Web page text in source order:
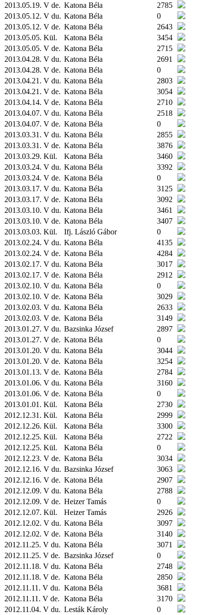
2013.05.19. V de. Katona Béla
2785
2013.05.12. V du. Katona Béla
0
2013.05.12. V de. Katona Béla
2643
2013.05.05. Kül. Katona Béla
3454
2013.05.05. V de. Katona Béla
2715
2013.04.28. V du. Katona Béla
2691
2013.04.28. V de. Katona Béla
0
2013.04.21. V du. Katona Béla
2803
2013.04.21. V de. Katona Béla
3054
2013.04.14. V de. Katona Béla
2710
2013.04.07. V du. Katona Béla
2518
2013.04.07. V de. Katona Béla
0
2013.03.31. V du. Katona Béla
2855
2013.03.31. V de. Katona Béla
3876
2013.03.29. Kül. Katona Béla
3460
2013.03.24. V du. Katona Béla
3392
2013.03.24. V de. Katona Béla
0
2013.03.17. V du. Katona Béla
3125
2013.03.17. V de. Katona Béla
3092
2013.03.10. V du. Katona Béla
3461
2013.03.10. V de. Katona Béla
3407
2013.03.03. Kül. Ifj. László Gábor
0
2013.02.24. V du. Katona Béla
4135
2013.02.24. V de. Katona Béla
4284
2013.02.17. V du. Katona Béla
3017
2013.02.17. V de. Katona Béla
2912
2013.02.10. V du. Katona Béla
0
2013.02.10. V de. Katona Béla
3029
2013.02.03. V du. Katona Béla
2633
2013.02.03. V de. Katona Béla
3149
2013.01.27. V du. Bazsinka József
2897
2013.01.27. V de. Katona Béla
0
2013.01.20. V du. Katona Béla
3044
2013.01.20. V de. Katona Béla
3254
2013.01.13. V de. Katona Béla
2784
2013.01.06. V du. Katona Béla
3160
2013.01.06. V de. Katona Béla
0
2013.01.01. Kül. Katona Béla
2730
2012.12.31. Kül. Katona Béla
2999
2012.12.26. Kül. Katona Béla
3300
2012.12.25. Kül. Katona Béla
2722
2012.12.25. Kül. Katona Béla
0
2012.12.23. V de. Katona Béla
3034
2012.12.16. V du. Bazsinka József
3063
2012.12.16. V de. Katona Béla
2907
2012.12.09. V du. Katona Béla
2788
2012.12.09. V de. Heizer Tamás
0
2012.12.07. Kül. Heizer Tamás
2926
2012.12.02. V du. Katona Béla
3097
2012.12.02. V de. Katona Béla
3140
2012.11.25. V du. Katona Béla
3071
2012.11.25. V de. Bazsinka József
0
2012.11.18. V du. Katona Béla
2748
2012.11.18. V de. Katona Béla
2850
2012.11.11. V du. Katona Béla
3681
2012.11.11. V de. Katona Béla
3170
2012.11.04. V du. Lesták Károly
0